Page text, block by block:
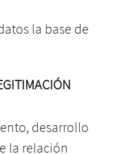
la base de
desarrollo
la relación